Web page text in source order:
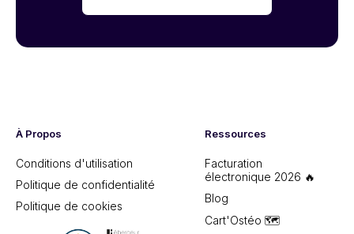
À Propos
Conditions d'utilisation
Politique de confidentialité
Politique de cookies
Ressources
Facturation
électronique 2026 🔥
Blog
Cart'Ostéo 🗺️